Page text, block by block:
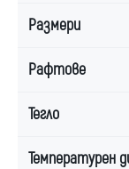
Размери
Рафтове
Тегло
Температурен